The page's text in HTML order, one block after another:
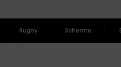
Rugby Scherma